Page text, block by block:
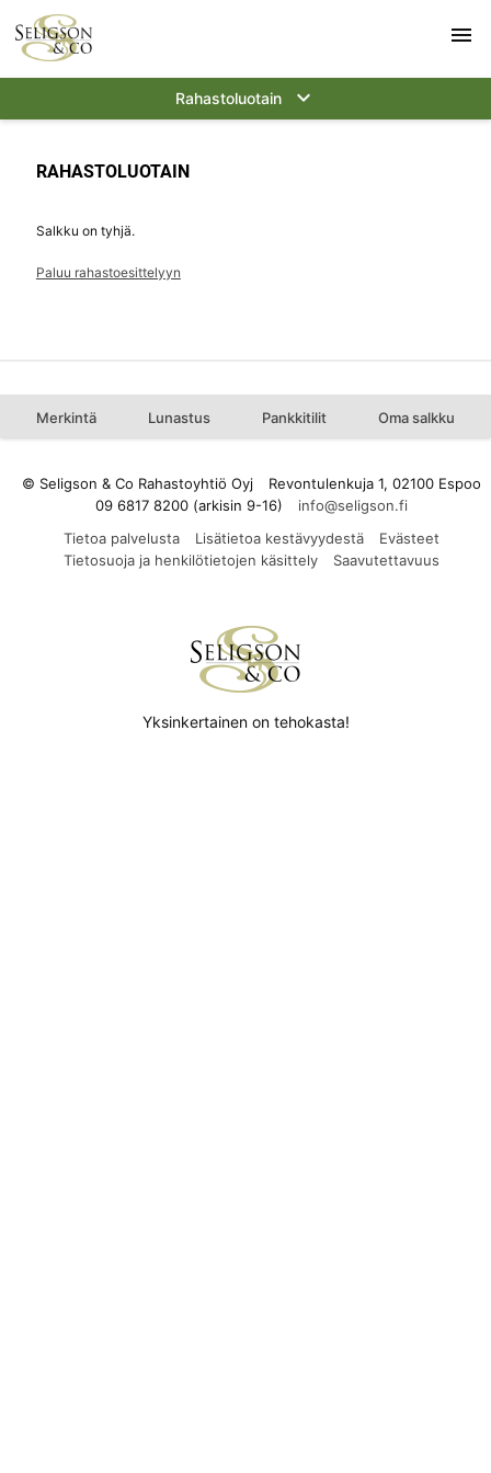
menu
Rahastoluotain keyboard_arrow_down
RAHASTOLUOTAIN
Salkku on tyhjä.
Paluu rahastoesittelyyn
Merkintä Lunastus Pankkitilit Oma salkku
© Seligson & Co Rahastoyhtiö Oyj
Revontulenkuja 1, 02100 Espoo
09 6817 8200 (arkisin 9-16)
Tietoa palvelusta
Lisätietoa kestävyydestä
Evästeet
Tietosuoja ja henkilötietojen käsittely
Saavutettavuus
Yksinkertainen on tehokasta!